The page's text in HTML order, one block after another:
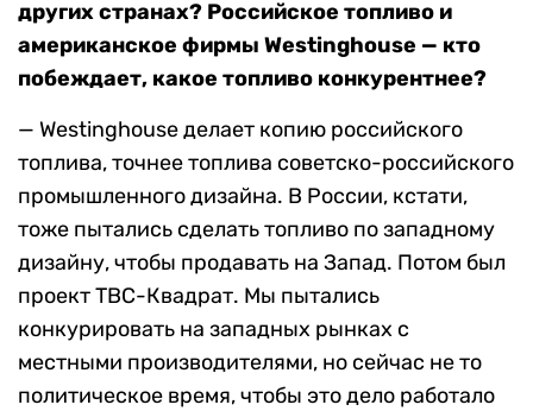
других странах? Российское топливо и
американское фирмы Westinghouse — кто
побеждает, какое топливо конкурентнее?
— Westinghouse делает копию российского
топлива, точнее топлива советско-российского
промышленного дизайна. В России, кстати,
тоже пытались сделать топливо по западному
дизайну, чтобы продавать на Запад. Потом был
проект ТВС-Квадрат. Мы пытались
конкурировать на западных рынках с
местными производителями, но сейчас не то
политическое время, чтобы это дело работало